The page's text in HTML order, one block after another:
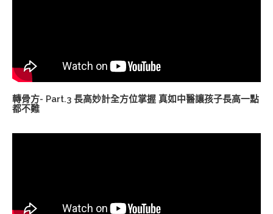
轉骨方- Part.3 長高妙計全方位掌握 真如中醫讓孩子長高一點
都不難